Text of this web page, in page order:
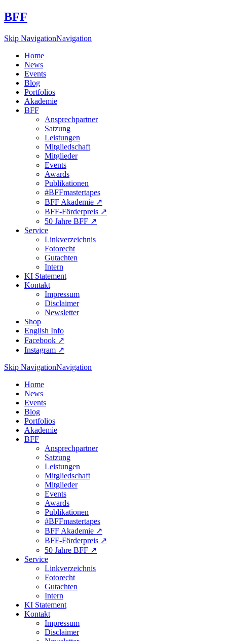
BFF
Skip NavigationNavigation
Home
News
Events
Blog
Portfolios
Akademie
BFF
Ansprechpartner
Satzung
Leistungen
Mitgliedschaft
Mitglieder
Events
Awards
Publikationen
#BFFmastertapes
BFF Akademie ↗︎
BFF-Förderpreis ↗︎
50 Jahre BFF ↗︎
Service
Linkverzeichnis
Fotorecht
Gutachten
Intern
KI Statement
Kontakt
Impressum
Disclaimer
Newsletter
Shop
English Info
Facebook ↗︎
Instagram ↗︎
Skip NavigationNavigation
Home
News
Events
Blog
Portfolios
Akademie
BFF
Ansprechpartner
Satzung
Leistungen
Mitgliedschaft
Mitglieder
Events
Awards
Publikationen
#BFFmastertapes
BFF Akademie ↗︎
BFF-Förderpreis ↗︎
50 Jahre BFF ↗︎
Service
Linkverzeichnis
Fotorecht
Gutachten
Intern
KI Statement
Kontakt
Impressum
Disclaimer